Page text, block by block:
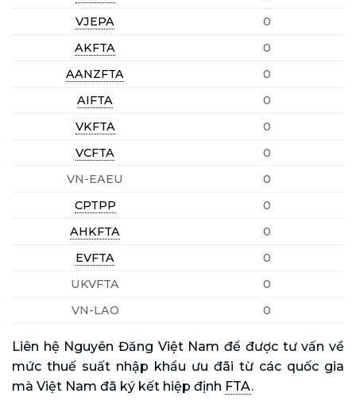
VJEPA
0
AKFTA
0
AANZFTA
0
AIFTA
0
VKFTA
0
VCFTA
0
VN-EAEU
0
CPTPP
0
AHKFTA
0
EVFTA
0
UKVFTA
0
VN-LAO
0
Liên hệ Nguyên Đăng Việt Nam để được tư vấn về
mức thuế suất nhập khẩu ưu đãi từ các quốc gia
mà Việt Nam đã ký kết hiệp định FTA.